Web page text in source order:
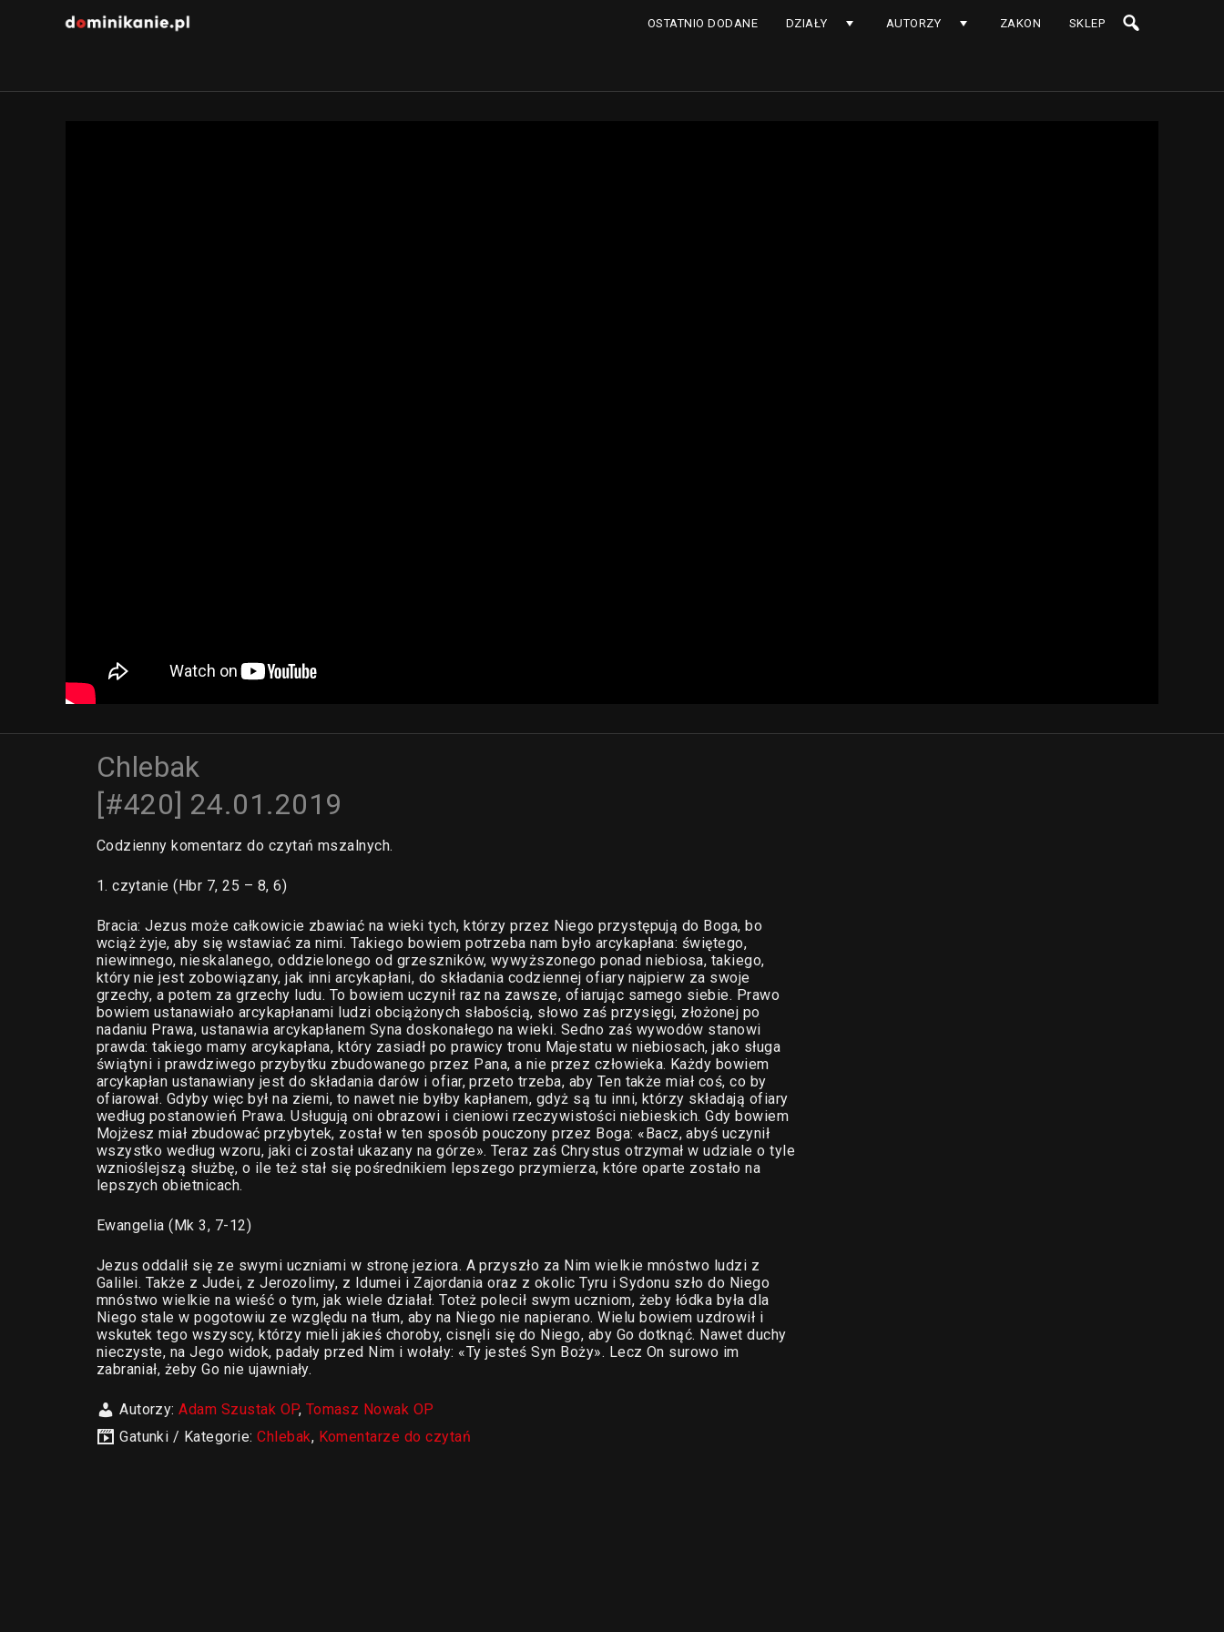
OSTATNIO DODANE DZIAŁY AUTORZY ZAKON SKLEP
Chlebak
[#420] 24.01.2019
Codzienny komentarz do czytań mszalnych.
1. czytanie (Hbr 7, 25 – 8, 6)
Bracia: Jezus może całkowicie zbawiać na wieki tych, którzy przez Niego przystępują do Boga, bo
wciąż żyje, aby się wstawiać za nimi. Takiego bowiem potrzeba nam było arcykapłana: świętego,
niewinnego, nieskalanego, oddzielonego od grzeszników, wywyższonego ponad niebiosa, takiego,
który nie jest zobowiązany, jak inni arcykapłani, do składania codziennej ofiary najpierw za swoje
grzechy, a potem za grzechy ludu. To bowiem uczynił raz na zawsze, ofiarując samego siebie. Prawo
bowiem ustanawiało arcykapłanami ludzi obciążonych słabością, słowo zaś przysięgi, złożonej po
nadaniu Prawa, ustanawia arcykapłanem Syna doskonałego na wieki. Sedno zaś wywodów stanowi
prawda: takiego mamy arcykapłana, który zasiadł po prawicy tronu Majestatu w niebiosach, jako sługa
świątyni i prawdziwego przybytku zbudowanego przez Pana, a nie przez człowieka. Każdy bowiem
arcykapłan ustanawiany jest do składania darów i ofiar, przeto trzeba, aby Ten także miał coś, co by
ofiarował. Gdyby więc był na ziemi, to nawet nie byłby kapłanem, gdyż są tu inni, którzy składają ofiary
według postanowień Prawa. Usługują oni obrazowi i cieniowi rzeczywistości niebieskich. Gdy bowiem
Mojżesz miał zbudować przybytek, został w ten sposób pouczony przez Boga: «Bacz, abyś uczynił
wszystko według wzoru, jaki ci został ukazany na górze». Teraz zaś Chrystus otrzymał w udziale o tyle
wznioślejszą służbę, o ile też stał się pośrednikiem lepszego przymierza, które oparte zostało na
lepszych obietnicach.
Ewangelia (Mk 3, 7-12)
Jezus oddalił się ze swymi uczniami w stronę jeziora. A przyszło za Nim wielkie mnóstwo ludzi z
Galilei. Także z Judei, z Jerozolimy, z Idumei i Zajordania oraz z okolic Tyru i Sydonu szło do Niego
mnóstwo wielkie na wieść o tym, jak wiele działał. Toteż polecił swym uczniom, żeby łódka była dla
Niego stale w pogotowiu ze względu na tłum, aby na Niego nie napierano. Wielu bowiem uzdrowił i
wskutek tego wszyscy, którzy mieli jakieś choroby, cisnęli się do Niego, aby Go dotknąć. Nawet duchy
nieczyste, na Jego widok, padały przed Nim i wołały: «Ty jesteś Syn Boży». Lecz On surowo im
zabraniał, żeby Go nie ujawniały.
Autorzy:Adam Szustak OP, Tomasz Nowak OP
Gatunki / Kategorie:Chlebak, Komentarze do czytań